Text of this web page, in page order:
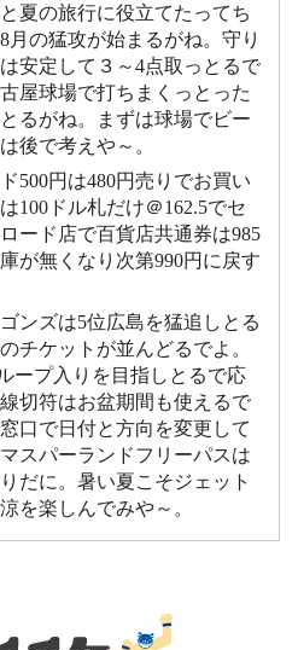
夏の旅行に役立てたってち
月の猛攻が始まるがね。守り
安定して３～4点取っとるで
屋球場で打ちまくっとった
るがね。まずは球場でビー
後で考えや～。
500円は480円売りでお買い
100ドル札だけ＠162.5でセ
ード店で百貨店共通券は985
が無くなり次第990円に戻す
ンズは5位広島を猛追しとる
チケットが並んどるでよ。
ープ入りを目指しとるで応
切符はお盆期間も使えるで
口で日付と方向を変更して
スパーランドフリーパスは
だに。暑い夏こそジェット
を楽しんでみや～。